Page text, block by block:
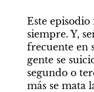
Este
siempre. Y,
frecuente en
gente se
segundo o
más se mata